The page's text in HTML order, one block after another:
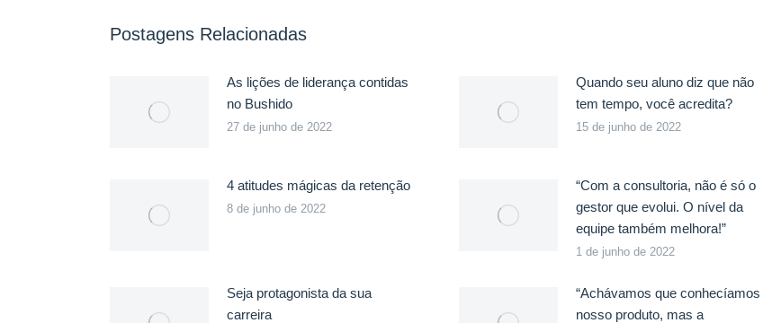
Postagens Relacionadas
As lições de liderança contidas
no Bushido
27 de junho de 2022
Quando seu aluno diz que não
tem tempo, você acredita?
15 de junho de 2022
4 atitudes mágicas da retenção
8 de junho de 2022
“Com a consultoria, não é só o
gestor que evolui. O nível da
equipe também melhora!”
1 de junho de 2022
Seja protagonista da sua
carreira
“Achávamos que conhecíamos
nosso produto, mas a